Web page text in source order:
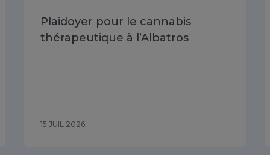
Plaidoyer pour le cannabis
thérapeutique à l’Albatros
15 JUIL 2026